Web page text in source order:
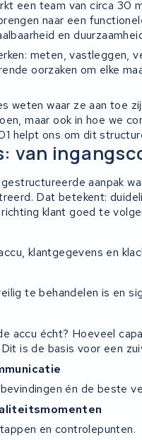
een team van circa 30
naar een
en
meten, vastleggen,
oorzaken om elke
weten waar ze aan toe
maar ook in hoe we
helpt ons om dit
van
aanpak
Dat betekent:
klant goed te
klantgegevens en
te behandelen is en
accu écht? Hoeveel
is de basis voor een
én de beste
en controlepunten.